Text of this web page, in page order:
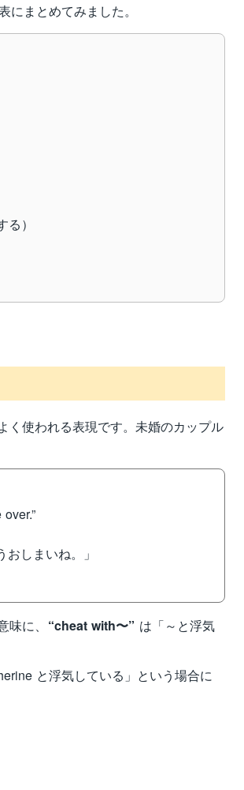
まとめてみました。
）
く使われる表現です。未婚のカップル
しまいね。」
に、 “cheat with〜” は「～と浮気
と浮気している」という場合に